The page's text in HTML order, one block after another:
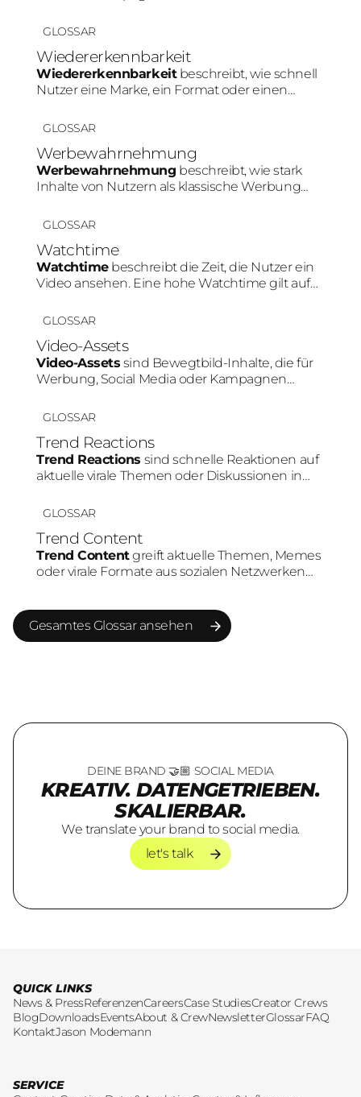
Marketing beeinflusst die Zielgruppe direkt die
GLOSSAR
Wiedererkennbarkeit
Wiedererkennbarkeitbeschreibt, wie schnell
Nutzer eine Marke, ein Format oder einen
Konsistente Farben, Personen oder Content-
GLOSSAR
Werbewahrnehmung
Werbewahrnehmung beschreibt, wie stark
Inhalte von Nutzern als klassische Werbung
den Content integriert wird, desto geringer fällt
GLOSSAR
Watchtime
Watchtimebeschreibt die Zeit, die Nutzer ein
Video ansehen. Eine hohe Watchtime gilt auf
wichtiges Signal für relevanten Content und
GLOSSAR
Video-Assets
Video-Assets sind Bewegtbild-Inhalte, die für
Werbung, Social Media oder Kampagnen
wie TikTok oder Instagram erzielen Videos
Engagement-Raten als statische Inhalte.
GLOSSAR
Trend Reactions
Trend Reactions sind schnelle Reaktionen auf
aktuelle virale Themen oder Diskussionen in
Geschwindigkeit können Marken ihre Relevanz
Community-Gespräche eingebunden werden.
GLOSSAR
Trend Content
Trend Contentgreift aktuelle Themen, Memes
oder virale Formate aus sozialen Netzwerken
Plattform-Dynamiken zu werden.
Gesamtes Glossar ansehen
Gesamtes Glossar ansehen
DEINE BRAND 🤝🏼 SOCIAL MEDIA
KREATIV. DATENGETRIEBEN.
SKALIERBAR.
We translate your brand to social media.
let's talk
let's talk
QUICK LINKS
News & PressReferenzenCareersCase StudiesCreator Crews
BlogDownloadsEventsAbout & CrewNewsletterGlossarFAQ
KontaktJason Modemann
SERVICE